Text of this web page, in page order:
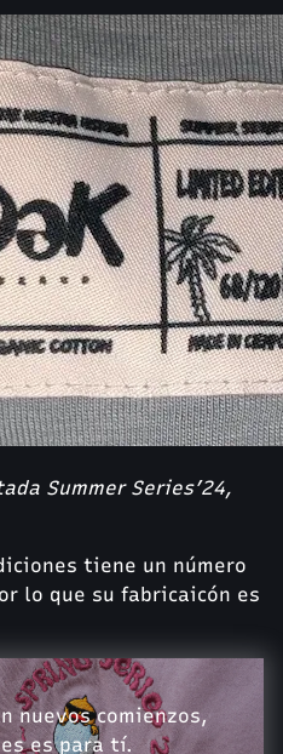
Summer Series’24,
tiene un número
lo que su fabricaicón es
nuevos comienzos,
es para tí.